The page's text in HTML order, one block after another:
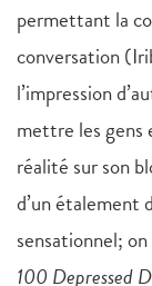
permettant la
conversation
l’impression
mettre les gens
réalité sur son
d’un étalement
sensationnel;
100 Depressed